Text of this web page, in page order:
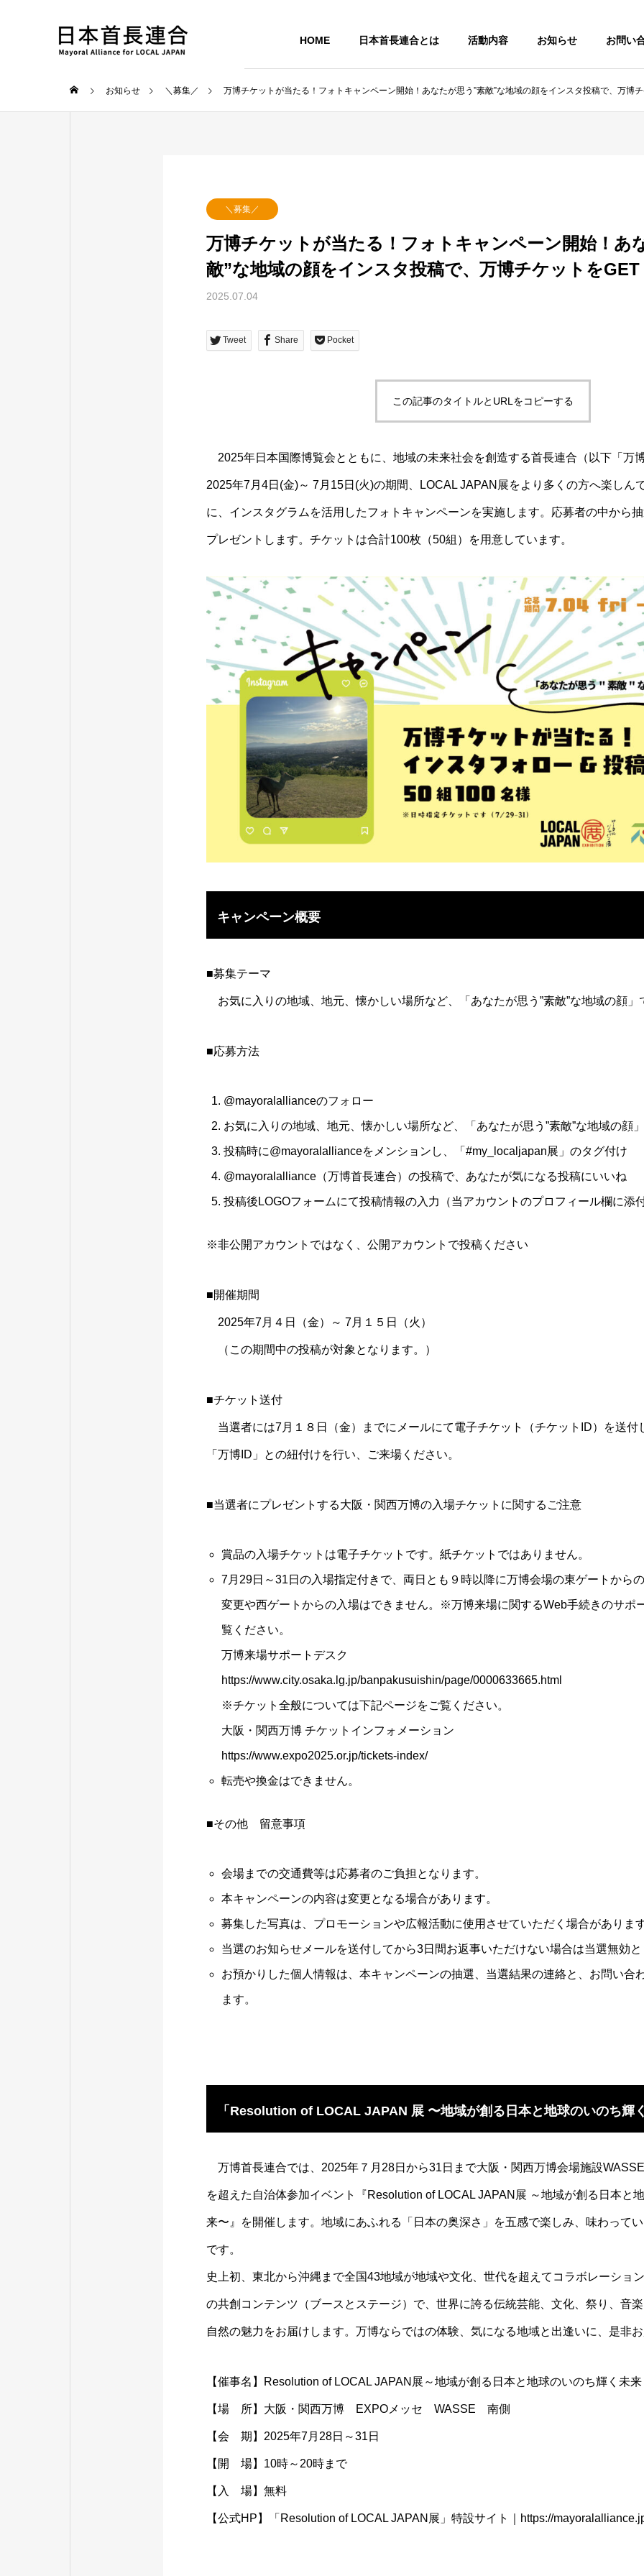
HOME 日本首長連合とは 活動内容 お知らせ お問い
お知らせ ＼募集／ 万博チケットが当たる！フォトキャンペーン開始！あなたが思う”素敵”な地域の顔をインスタ投稿で、万博
＼募集／
万博チケットが当たる！フォトキャンペーン開始！あ
敵”な地域の顔をインスタ投稿で、万博チケットをGET
2025.07.04
Tweet Share Pocket
この記事のタイトルとURLをコピーする
2025年日本国際博覧会とともに、地域の未来社会を創造する首長連合（以下「万
2025年7月4日(金)～ 7月15日(火)の期間、LOCAL JAPAN展をより多くの方へ楽しん
に、インスタグラムを活用したフォトキャンペーンを実施します。応募者の中から
プレゼントします。チケットは合計100枚（50組）を用意しています。
キャンペーン概要
■募集テーマ
お気に入りの地域、地元、懐かしい場所など、「あなたが思う”素敵”な地域の顔」
■応募方法
@mayoralallianceのフォロー
お気に入りの地域、地元、懐かしい場所など、「あなたが思う”素敵”な地域の顔
投稿時に@mayoralallianceをメンションし、「#my_localjapan展」のタグ付け
@mayoralalliance（万博首長連合）の投稿で、あなたが気になる投稿にいいね
投稿後LOGOフォームにて投稿情報の入力（当アカウントのプロフィール欄に添
※非公開アカウントではなく、公開アカウントで投稿ください
■開催期間
2025年7月４日（金）～ 7月１５日（火）
（この期間中の投稿が対象となります。）
■チケット送付
当選者には7月１８日（金）までにメールにて電子チケット（チケットID）を送付
「万博ID」との紐付けを行い、ご来場ください。
■当選者にプレゼントする大阪・関西万博の入場チケットに関するご注意
賞品の入場チケットは電子チケットです。紙チケットではありません。
7月29日～31日の入場指定付きで、両日とも９時以降に万博会場の東ゲートから
変更や西ゲートからの入場はできません。※万博来場に関するWeb手続きのサポ
覧ください。
万博来場サポートデスク
https://www.city.osaka.lg.jp/banpakusuishin/page/0000633665.html
※チケット全般については下記ページをご覧ください。
大阪・関西万博 チケットインフォメーション
https://www.expo2025.or.jp/tickets-index/
転売や換金はできません。
■その他 留意事項
会場までの交通費等は応募者のご負担となります。
本キャンペーンの内容は変更となる場合があります。
募集した写真は、プロモーションや広報活動に使用させていただく場合がありま
当選のお知らせメールを送付してから3日間お返事いただけない場合は当選無効
お預かりした個人情報は、本キャンペーンの抽選、当選結果の連絡と、お問い合
ます。
「Resolution of LOCAL JAPAN 展 〜地域が創る日本と地球のいのち輝
万博首長連合では、2025年７月28日から31日まで大阪・関西万博会場施設
を超えた自治体参加イベント『Resolution of LOCAL JAPAN展 ～地域が創る日本と
来〜』を開催します。地域にあふれる「日本の奥深さ」を五感で楽しみ、味わって
です。
史上初、東北から沖縄まで全国43地域が地域や文化、世代を超えてコラボレーショ
の共創コンテンツ（ブースとステージ）で、世界に誇る伝統芸能、文化、祭り、音
自然の魅力をお届けします。万博ならではの体験、気になる地域と出逢いに、是非
【催事名】Resolution of LOCAL JAPAN展～地域が創る日本と地球のいのち輝く未
【場 所】大阪・関西万博 EXPOメッセ WASSE 南側
【会 期】2025年7月28日～31日
【開 場】10時～20時まで
【入 場】無料
【公式HP】「Resolution of LOCAL JAPAN展」特設サイト｜ https://